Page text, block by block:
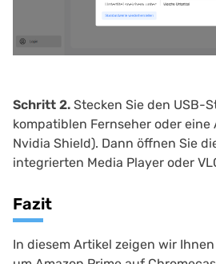
Schritt 2. Stecken Sie den USB-
kompatiblen Fernseher oder eine
Nvidia Shield). Dann öffnen Sie
integrierten Media Player oder
Fazit
In diesem Artikel zeigen wir